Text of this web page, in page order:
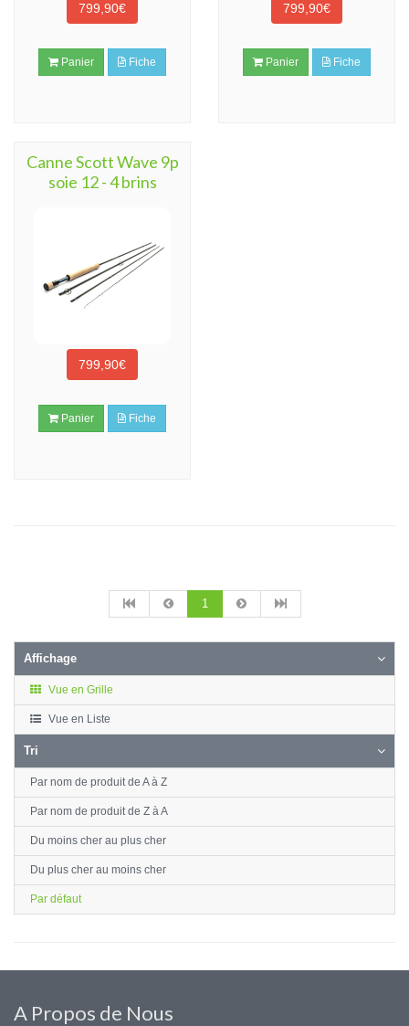
799,90€
Panier Fiche
799,90€
Panier Fiche
Canne Scott Wave 9p
soie 12 - 4 brins
799,90€
Panier Fiche
1
Affichage
Vue en Grille
Vue en Liste
Tri
Par nom de produit de A à Z
Par nom de produit de Z à A
Du moins cher au plus cher
Du plus cher au moins cher
Par défaut
A Propos de Nous